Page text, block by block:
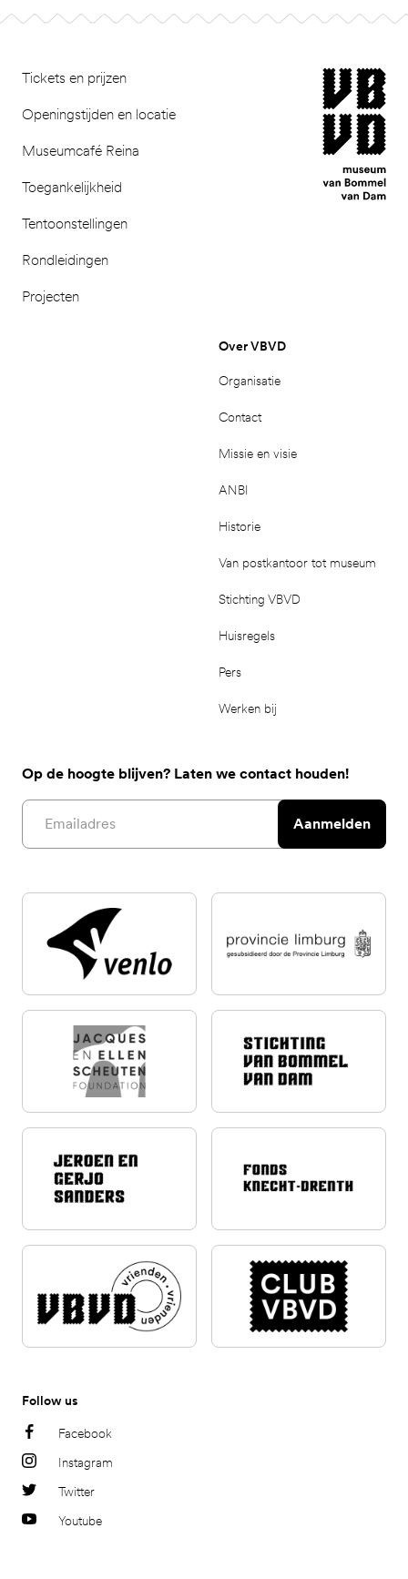
Tickets en prijzen
Openingstijden en locatie
Museumcafé Reina
Toegankelijkheid
Tentoonstellingen
Rondleidingen
Projecten
museum van
Over VBVD
Organisatie
Contact
Missie en visie
ANBI
Historie
Van postkantoor tot museum
Stichting VBVD
Huisregels
Pers
Werken bij
Op de hoogte blijven? Laten we contact houden!
Email address
Aanmelden
Follow us
Facebook
Instagram
Twitter
Youtube